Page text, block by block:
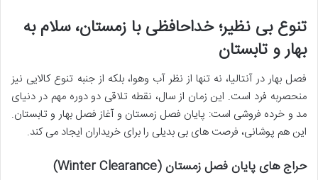
تنوع بی نظیر؛ خداحافظی با زمستان، سلام به
بهار و تابستان
فصل بهار در آنتالیا، نه تنها از نظر آب وهوا، بلکه از جنبه تنوع کالایی نیز
منحصربه فرد است. این زمان از سال، نقطه تلاقی دو دوره مهم در دنیای
مد و خرده فروشی است: پایان فصل زمستان و آغاز فصل بهار و تابستان.
این هم پوشانی، فرصت های بی بدیلی را برای خریداران ایجاد می کند.
حراج های پایان فصل زمستان (Winter Clearance)